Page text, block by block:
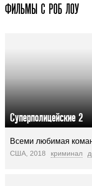
ФИЛЬМЫ С РОБ ЛОУ
Суперполицейские 2
Всеми любимая
США, 2018 криминал